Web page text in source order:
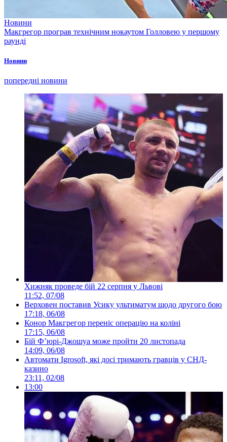
Новини
Макгрегор програв технічним нокаутом Голловею у першому
раунді
Новини
попередні новини
Хижняк проведе бій 22 серпня у Львові
11:52, 07/08
Верховен поставив Усику ультиматум щодо другого бою
17:18, 06/08
Конор Макгрегор переніс операцію на коліні
17:15, 06/08
Бій Ф’юрі-Джошуа може пройти 20 листопада
14:09, 06/08
Автомати Igrosoft, які досі тримають гравців у СНД-
казино
23:11, 02/08
13:00